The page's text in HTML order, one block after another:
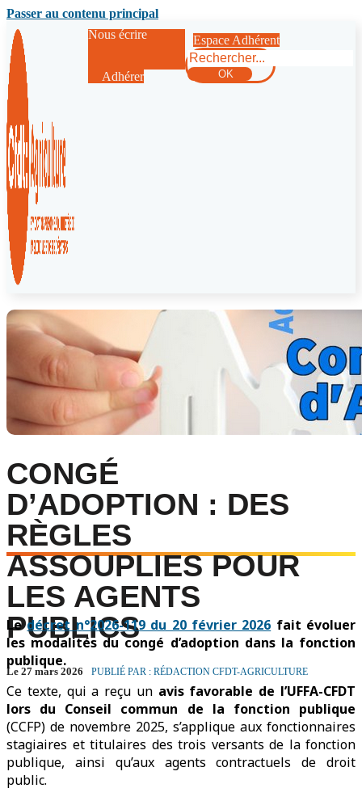
Passer au contenu principal
Nous écrire
Adhérer
Espace Adhérent
Rechercher
OK
CONGÉ
D’ADOPTION : DES
RÈGLES
ASSOUPLIES POUR
LES AGENTS
PUBLICS
Le 27 mars 2026 PUBLIÉ PAR : RÉDACTION CFDT-AGRICULTURE
Ledécret n°2026-119 du 20 février 2026 fait évoluer
les modalités du congé d’adoption dans la fonction
publique.
Ce texte, qui a reçu un avis favorable de l’UFFA-CFDT
lors du Conseil commun de la fonction publique
(CCFP) de novembre 2025, s’applique aux fonctionnaires
stagiaires et titulaires des trois versants de la fonction
publique, ainsi qu’aux agents contractuels de droit
public.